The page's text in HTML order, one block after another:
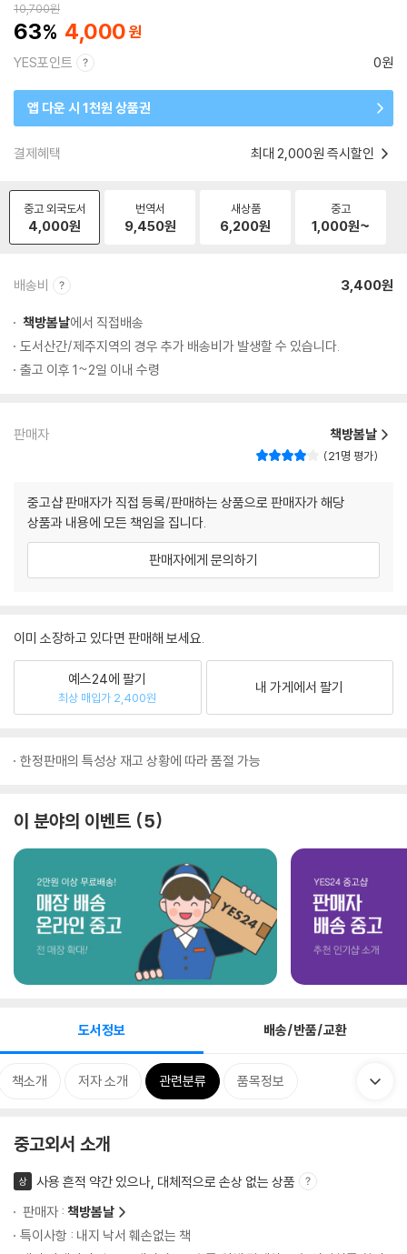
10,700원
63 4,000
YES포인트 0원
앱 다운 시 1천원 상품권
결제혜택 최대 2,000원 즉시할인
중고 외국도서
4,000원
번역서
9,450원
새상품
6,200원
중고
1,000원~
배송비 3,400원
책방봄날에서 직접배송
도서산간/제주지역의 경우 추가 배송비가 발생할 수 있습니다.
출고 이후 1~2일 이내 수령
판매자 책방봄날
21명 평가
중고샵 판매자가 직접 등록/판매하는 상품으로 판매자가 해당
상품과 내용에 모든 책임을 집니다.
판매자에게 문의하기
이미 소장하고 있다면 판매해 보세요.
예스24에 팔기
최상 매입가 2,400원
내 가게에서 팔기
한정판매의 특성상 재고 상황에 따라 품절 가능
이 분야의 이벤트 5
도서정보 배송/반품/교환
책소개 저자 소개 관련분류 품목정보
중고외서 소개
상
사용 흔적 약간 있으나, 대체적으로 손상 없는 상품
판매자 : 책방봄날
특이사항 : 내지 낙서 훼손없는 책